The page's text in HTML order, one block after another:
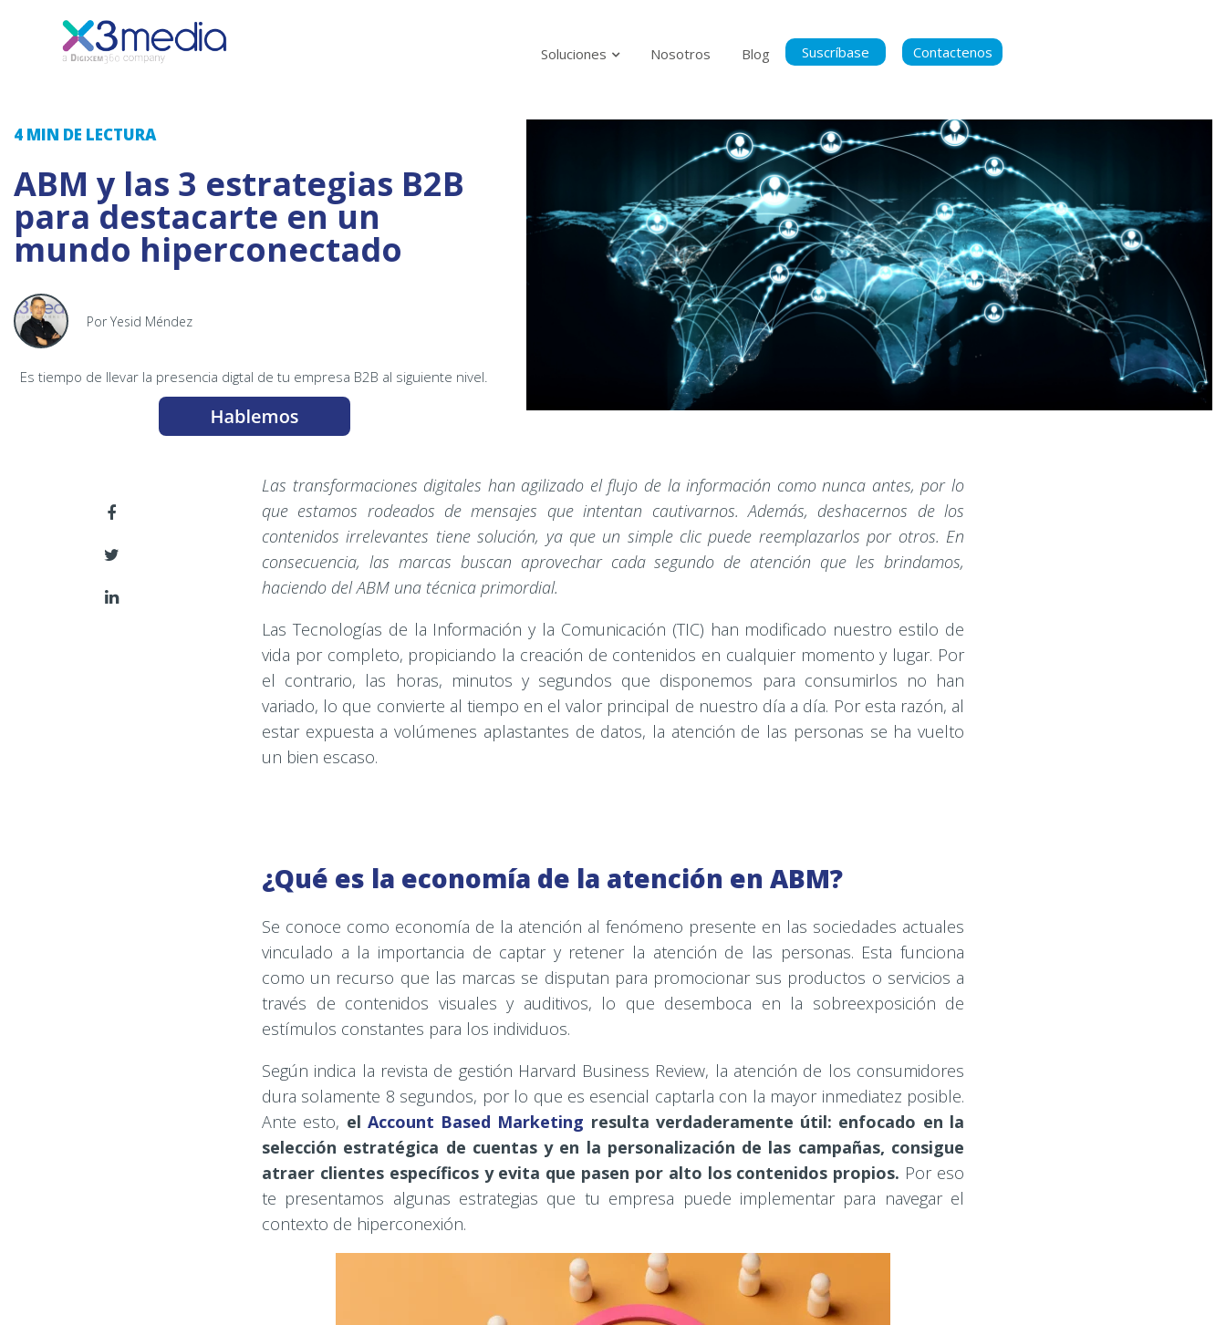
Soluciones Nosotros Blog Suscríbase
al tanto del contenido nuevo
Politica Privacidad
Acepto la Política de Privacidad
Contactenos
4 MIN DE LECTURA
ABM y las 3 estrategias B2B
para destacarte en un
mundo hiperconectado
Por Yesid Méndez
Es tiempo de llevar la presencia digtal de tu empresa B2B al siguiente nivel.
Las transformaciones digitales han agilizado el flujo de la información como nunca antes, por lo
que estamos rodeados de mensajes que intentan cautivarnos. Además, deshacernos de los
contenidos irrelevantes tiene solución, ya que un simple clic puede reemplazarlos por otros. En
consecuencia, las marcas buscan aprovechar cada segundo de atención que les brindamos,
haciendo delABM una técnica primordial.
Las Tecnologías de la Información y la Comunicación (TIC) han modificado nuestro estilo de
vida por completo, propiciando la creación de contenidos en cualquier momento y lugar. Por
el contrario, las horas, minutos y segundos que disponemos para consumirlos no han
variado, lo que convierte al tiempo en el valor principal de nuestro día a día. Por esta razón, al
estar expuesta a volúmenes aplastantes de datos, la atención de las personas se ha vuelto
un bien escaso.
¿Qué es la economía de la atención en ABM?
Se conoce como economía de la atención al fenómeno presente en las sociedades actuales
vinculado a la importancia de captar y retener la atención de las personas. Esta funciona
como un recurso que las marcas se disputan para promocionar sus productos o servicios a
través de contenidos visuales y auditivos, lo que desemboca en la sobreexposición de
estímulos constantes para los individuos.
Según indica la revista de gestión Harvard Business Review, la atención de los consumidores
dura solamente 8 segundos, por lo que es esencial captarla con la mayor inmediatez posible.
Ante esto, el Account Based Marketing resulta verdaderamente útil: enfocado en la
selección estratégica de cuentas y en la personalización de las campañas, consigue
atraer clientes específicos y evita que pasen por alto los contenidos propios. Por eso
te presentamos algunas estrategias que tu empresa puede implementar para navegar el
contexto de hiperconexión.